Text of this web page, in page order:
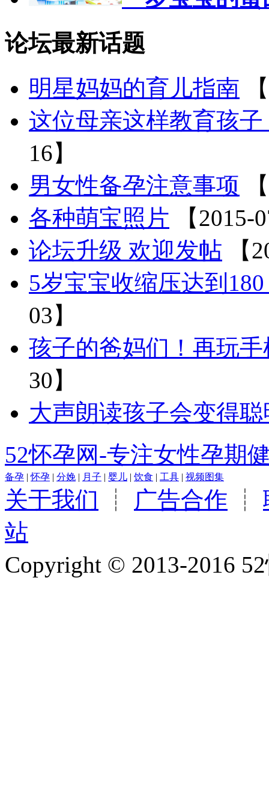
论坛最新话题
明星妈妈的育儿指南
这位母亲这样教育孩
16】
男女性备孕注意事项
各种萌宝照片
【2015-
论坛升级 欢迎发帖
【
5岁宝宝收缩压达到
03】
孩子的爸妈们！再玩
30】
大声朗读孩子会变得
52怀孕网-专注女性孕期
备孕 |怀孕 | 分娩 | 月子 | 婴儿 | 饮食 | 工具 | 视频图集
关于我们 ┊ 广告合作 ┊
站
Copyright © 2013-2016